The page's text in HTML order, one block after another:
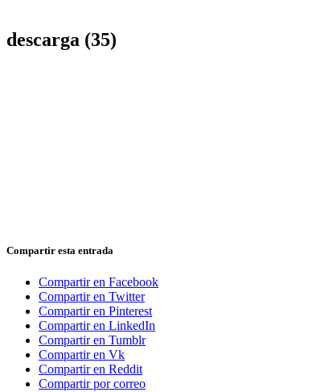
descarga (35)
Compartir esta entrada
Compartir en Facebook
Compartir en Twitter
Compartir en Pinterest
Compartir en LinkedIn
Compartir en Tumblr
Compartir en Vk
Compartir en Reddit
Compartir por correo